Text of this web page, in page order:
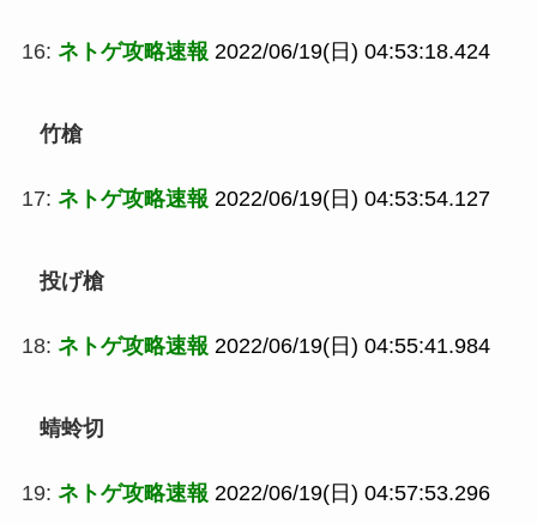
16: ネトゲ攻略速報 2022/06/19(日) 04:53:18.424
竹槍
17: ネトゲ攻略速報 2022/06/19(日) 04:53:54.127
投げ槍
18: ネトゲ攻略速報 2022/06/19(日) 04:55:41.984
蜻蛉切
19: ネトゲ攻略速報 2022/06/19(日) 04:57:53.296